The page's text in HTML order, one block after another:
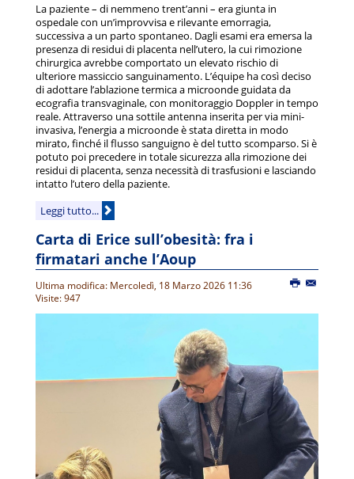
La paziente – di nemmeno trent’anni – era giunta in
ospedale con un’improvvisa e rilevante emorragia,
successiva a un parto spontaneo. Dagli esami era emersa la
presenza di residui di placenta nell’utero, la cui rimozione
chirurgica avrebbe comportato un elevato rischio di
ulteriore massiccio sanguinamento. L’équipe ha così deciso
di adottare l’ablazione termica a microonde guidata da
ecografia transvaginale, con monitoraggio Doppler in tempo
reale. Attraverso una sottile antenna inserita per via mini-
invasiva, l’energia a microonde è stata diretta in modo
mirato, finché il flusso sanguigno è del tutto scomparso. Si è
potuto poi precedere in totale sicurezza alla rimozione dei
residui di placenta, senza necessità di trasfusioni e lasciando
intatto l’utero della paziente.
Leggi tutto...
Carta di Erice sull’obesità: fra i
firmatari anche l’Aoup
Ultima modifica: Mercoledì, 18 Marzo 2026 11:36
Visite: 947